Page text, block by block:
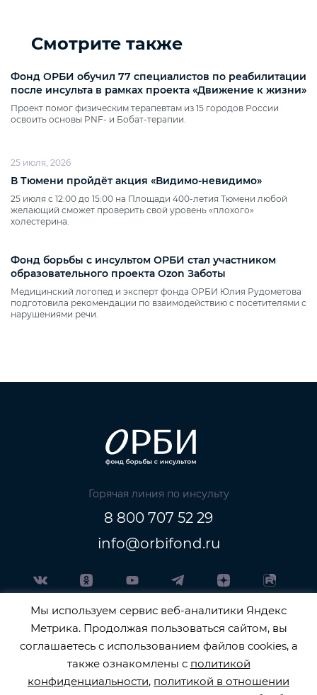
Смотрите также
Фонд ОРБИ обучил 77 специалистов по реабилитации
после инсульта в рамках проекта «Движение к жизни»
Проект помог физическим терапевтам из 15 городов России
освоить основы PNF‑ и Бобат‑терапии.
25 июля, 2026
В Тюмени пройдёт акция «Видимо‑невидимо»
25 июля с 12:00 до 15:00 на Площади 400‑летия Тюмени любой
желающий сможет проверить свой уровень «плохого»
холестерина.
Фонд борьбы с инсультом ОРБИ стал участником
образовательного проекта Ozon Заботы
Медицинский логопед и эксперт фонда ОРБИ Юлия Рудометова
подготовила рекомендации по взаимодействию с посетителями с
нарушениями речи.
Горячая линия по инсульту
8 800 707 52 29
info@orbifond.ru
Подписаться
Мы используем сервис веб-аналитики Яндекс
Метрика. Продолжая пользоваться сайтом, вы
соглашаетесь с использованием файлов cookies, а
также ознакомлены с политикой
конфиденциальности, политикой в отношении